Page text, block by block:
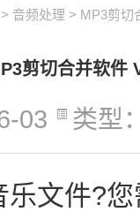
> 音频处理 > MP3剪切
剪切合并软件
03 类型
文件?